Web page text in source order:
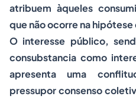
atribuem àqueles
que não ocorre na
O interesse público,
consubstancia como
apresenta uma
pressupor consenso